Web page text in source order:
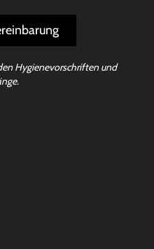
Hygienevorschriften und